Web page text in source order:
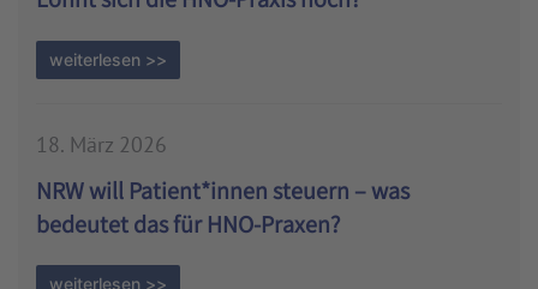
weiterlesen >>
18. März 2026
NRW will Patient*innen steuern – was
bedeutet das für HNO-Praxen?
weiterlesen >>